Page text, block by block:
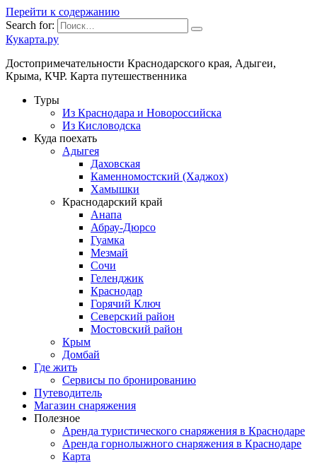
Перейти к содержанию
Search for:
Кукарта.ру
Достопримечательности Краснодарского края, Адыгеи,
Крыма, КЧР. Карта путешественника
Туры
Из Краснодара и Новороссийска
Из Кисловодска
Куда поехать
Адыгея
Даховская
Каменномостский (Хаджох)
Хамышки
Краснодарский край
Анапа
Абрау-Дюрсо
Гуамка
Мезмай
Сочи
Геленджик
Краснодар
Горячий Ключ
Северский район
Мостовский район
Крым
Домбай
Где жить
Сервисы по бронированию
Путеводитель
Магазин снаряжения
Полезное
Аренда туристического снаряжения в Краснодаре
Аренда горнолыжного снаряжения в Краснодаре
Карта